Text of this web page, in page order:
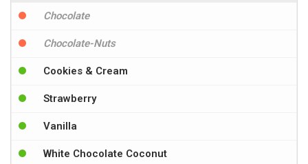
Chocolate
Chocolate-Nuts
Cookies & Cream
Strawberry
Vanilla
White Chocolate Coconut